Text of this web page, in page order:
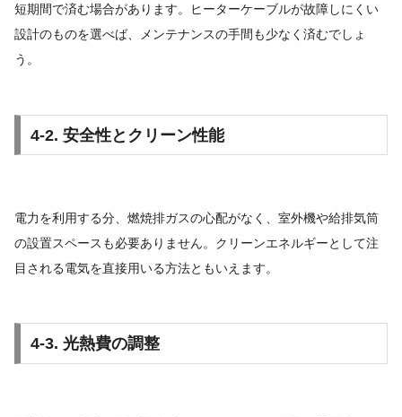
短期間で済む場合があります。ヒーターケーブルが故障しにくい
設計のものを選べば、メンテナンスの手間も少なく済むでしょ
う。
4-2. 安全性とクリーン性能
電力を利用する分、燃焼排ガスの心配がなく、室外機や給排気筒
の設置スペースも必要ありません。クリーンエネルギーとして注
目される電気を直接用いる方法ともいえます。
4-3. 光熱費の調整